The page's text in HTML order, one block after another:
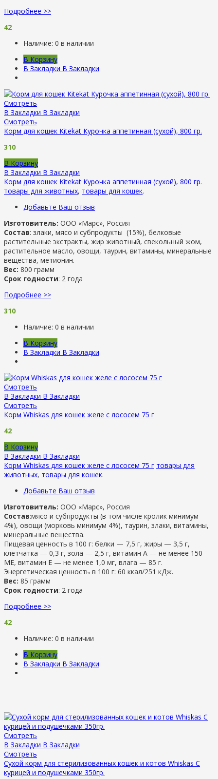
Подробнее >>
42
Наличие: 0 в наличии
В Корзину
В Закладки В Закладки
Смотреть
В Закладки В Закладки
Смотреть
Корм для кошек Kitekat Курочка аппетинная (сухой), 800 гр.
310
В Корзину
В Закладки В Закладки
Корм для кошек Kitekat Курочка аппетинная (сухой), 800 гр.
товары для животных, товары для кошек.
Добавьте Ваш отзыв
Изготовитель: ООО «Марс», Россия
Состав: злаки, мясо и субпродукты (15%), белковые
растительные экстракты, жир животный, свекольный жом,
растительное масло, овощи, таурин, витамины, минеральные
вещества, метионин.
Вес: 800 грамм
Срок годности: 2 года
Подробнее >>
310
Наличие: 0 в наличии
В Корзину
В Закладки В Закладки
Смотреть
В Закладки В Закладки
Смотреть
Корм Whiskas для кошек желе с лососем 75 г
42
В Корзину
В Закладки В Закладки
Корм Whiskas для кошек желе с лососем 75 г товары для
животных, товары для кошек.
Добавьте Ваш отзыв
Изготовитель: ООО «Марс», Россия
Состав:мясо и субпродукты (в том числе кролик минимум
4%), овощи (морковь минимум 4%), таурин, злаки, витамины,
минеральные вещества.
Пищевая ценность в 100 г: белки — 7,5 г, жиры — 3,5 г,
клетчатка — 0,3 г, зола — 2,5 г, витамин А — не менее 150
МЕ, витамин Е — не менее 1,0 мг, влага — 85 г.
Энергетическая ценность в 100 г: 60 ккал/251 кДж.
Вес: 85 грамм
Срок годности: 2 года
Подробнее >>
42
Наличие: 0 в наличии
В Корзину
В Закладки В Закладки
Смотреть
В Закладки В Закладки
Смотреть
Сухой корм для стерилизованных кошек и котов Whiskas С
курицей и подушечками 350гр.